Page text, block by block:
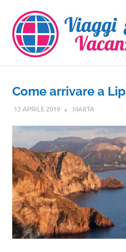
contenuto
Come arrivare a
12 APRILE 2019 MARTA